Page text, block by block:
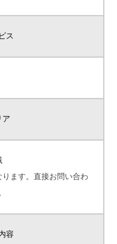
ス
ア
ます。直接お問い合わ
容